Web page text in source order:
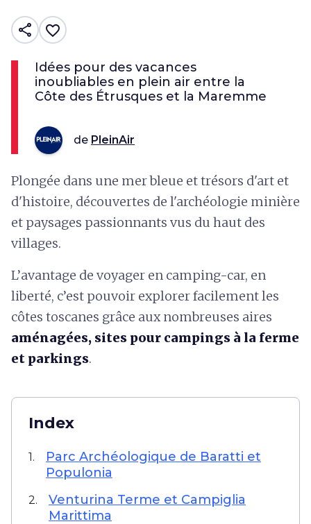
share favorite_border
Idées pour des vacances
inoubliables en plein air entre la
Côte des Étrusques et la Maremme
de PleinAir
Plongée dans une mer bleue et trésors d'art et
d'histoire, découvertes de l'archéologie minière
et paysages passionnants vus du haut des
villages.
L’avantage de voyager en camping-car, en
liberté, c’est pouvoir explorer facilement les
côtes toscanes grâce aux nombreuses aires
aménagées, sites pour campings à la ferme
et parkings.
Index
1.
Parc Archéologique de Baratti et
Populonia
2.
Venturina Terme et Campiglia
Marittima